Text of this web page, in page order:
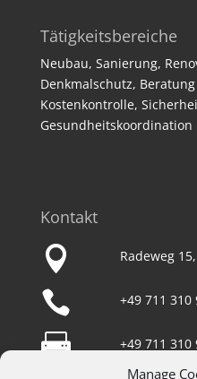
Manage
Tätigkeitsbereiche
Neubau, Sanierung,
Denkmalschutz,
Kostenkontrolle,
Gesundheitskoordination
Kontakt
 Radeweg
 +49 711 310
 +49 711 310